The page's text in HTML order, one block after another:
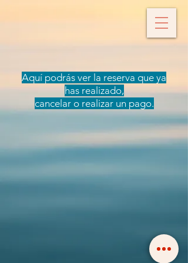
Aquí podrás ver la reserva que ya
has realizado,
cancelar o realizar un pago.